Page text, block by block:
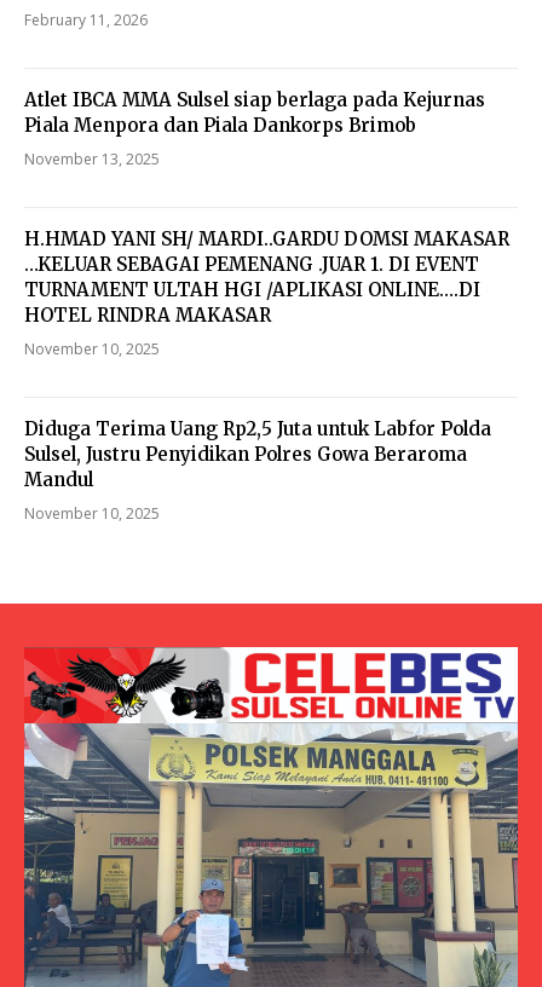
February 11, 2026
Atlet IBCA MMA Sulsel siap berlaga pada Kejurnas
Piala Menpora dan Piala Dankorps Brimob
November 13, 2025
H.HMAD YANI SH/ MARDI..GARDU DOMSI MAKASAR
…KELUAR SEBAGAI PEMENANG .JUAR 1. DI EVENT
TURNAMENT ULTAH HGI /APLIKASI ONLINE….DI
HOTEL RINDRA MAKASAR
November 10, 2025
Diduga Terima Uang Rp2,5 Juta untuk Labfor Polda
Sulsel, Justru Penyidikan Polres Gowa Beraroma
Mandul
November 10, 2025